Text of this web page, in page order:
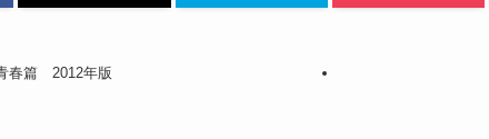
春篇 2012年版